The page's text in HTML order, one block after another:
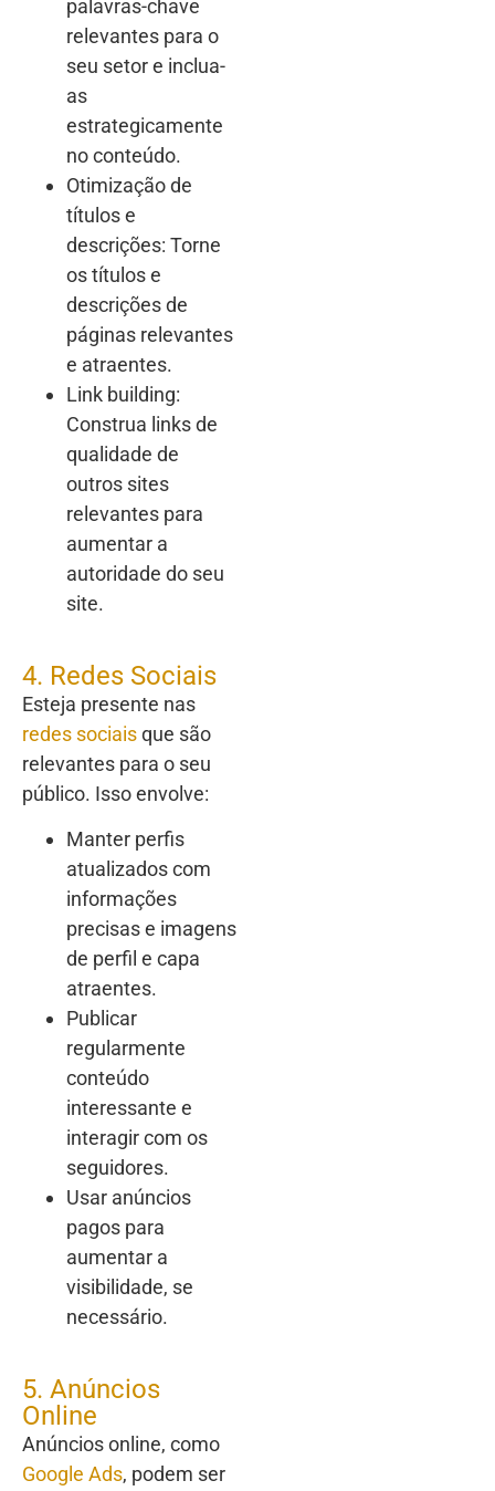
palavras-chave
relevantes para o
seu setor e inclua-
as
estrategicamente
no conteúdo.
Otimização de
títulos e
descrições: Torne
os títulos e
descrições de
páginas relevantes
e atraentes.
Link building:
Construa links de
qualidade de
outros sites
relevantes para
aumentar a
autoridade do seu
site.
4. Redes Sociais
Esteja presente nas
redes sociaisque são
relevantes para o seu
público. Isso envolve:
Manter perfis
atualizados com
informações
precisas e imagens
de perfil e capa
atraentes.
Publicar
regularmente
conteúdo
interessante e
interagir com os
seguidores.
Usar anúncios
pagos para
aumentar a
visibilidade, se
necessário.
5. Anúncios
Online
Anúncios online, como
Google Ads, podem ser